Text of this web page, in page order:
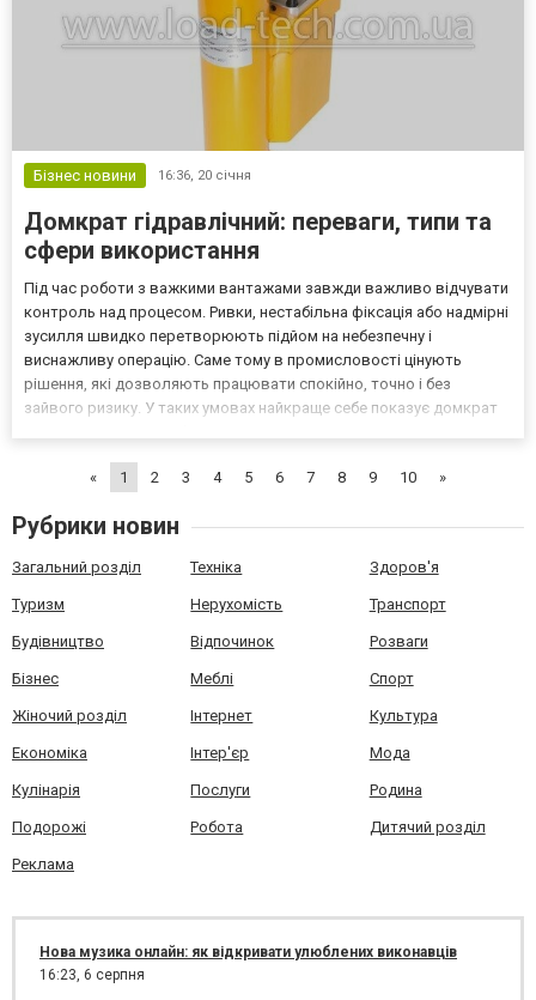
Бізнес новини 16:36, 20 січня
Домкрат гідравлічний: переваги, типи та
сфери використання
Під час роботи з важкими вантажами завжди важливо відчувати
контроль над процесом. Ривки, нестабільна фіксація або надмірні
зусилля швидко перетворюють підйом на небезпечну і
виснажливу операцію. Саме тому в промисловості цінують
рішення, які дозволяють працювати спокійно, точно і без
зайвого ризику. У таких умовах найкраще себе показує домкрат
«
1 2 3 4 5 6 7 8 9 10 »
Рубрики новин
Загальний розділ Техніка Здоров'я
Туризм Нерухомість Транспорт
Будівництво Відпочинок Розваги
Бізнес Меблі Спорт
Жіночий розділ Інтернет Культура
Економіка Інтер'єр Мода
Кулінарія Послуги Родина
Подорожі Робота Дитячий розділ
Реклама
Нова музика онлайн: як відкривати улюблених виконавців
16:23, 6 серпня